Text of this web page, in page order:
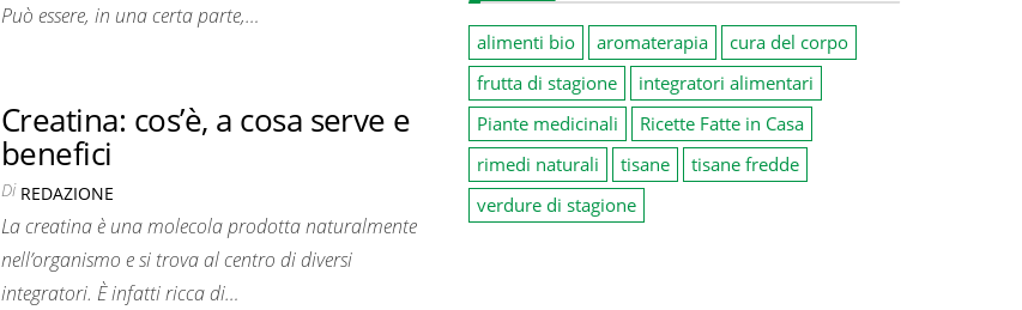
Può essere, in una certa parte,…
Creatina: cos’è, a cosa serve e
benefici
Di REDAZIONE
La creatina è una molecola prodotta naturalmente
nell’organismo e si trova al centro di diversi
integratori. È infatti ricca di…
alimenti bio aromaterapia
cura del corpo
frutta di stagione
integratori alimentari
Piante medicinali
Ricette Fatte in Casa
rimedi naturali
tisane
tisane fredde
verdure di stagione